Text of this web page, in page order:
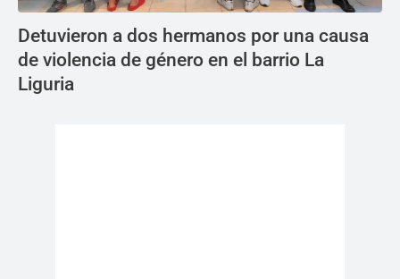
Detuvieron a dos hermanos por una causa
de violencia de género en el barrio La
Liguria